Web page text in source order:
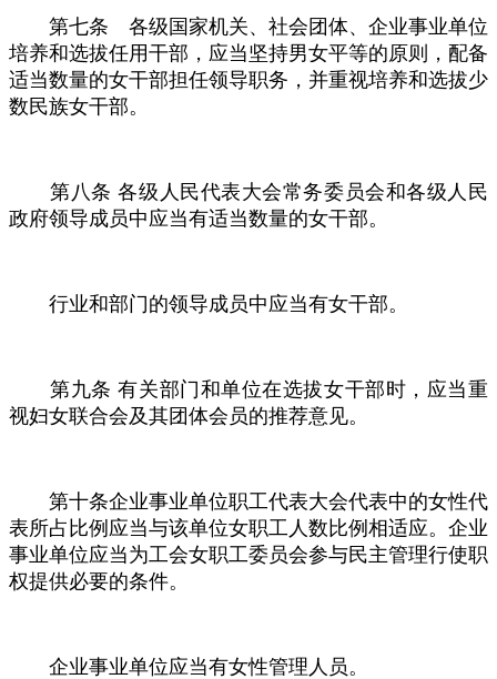
第七条 各级国家机关、社会团体、企业事业单位
培养和选拔任用干部，应当坚持男女平等的原则，配备
适当数量的女干部担任领导职务，并重视培养和选拔少
数民族女干部。
第八条 各级人民代表大会常务委员会和各级人民
政府领导成员中应当有适当数量的女干部。
行业和部门的领导成员中应当有女干部。
第九条 有关部门和单位在选拔女干部时，应当重
视妇女联合会及其团体会员的推荐意见。
第十条企业事业单位职工代表大会代表中的女性代
表所占比例应当与该单位女职工人数比例相适应。企业
事业单位应当为工会女职工委员会参与民主管理行使职
权提供必要的条件。
企业事业单位应当有女性管理人员。